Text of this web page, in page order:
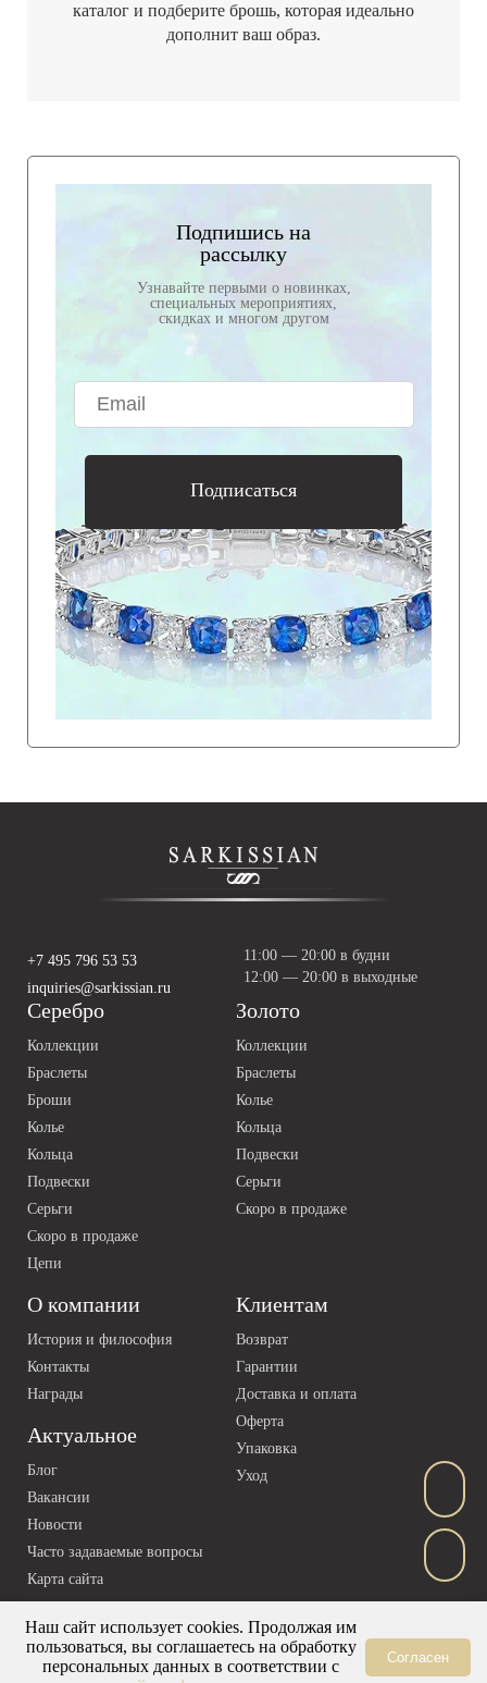
каталог и подберите брошь, которая идеально
дополнит ваш образ.
Подпишись на
рассылку
Узнавайте первыми о новинках,
специальных мероприятиях,
скидках и многом другом
Подписаться
О компании
История и философия
Контакты
Награды
Актуальное
Блог
Вакансии
Новости
Часто задаваемые вопросы
Карта сайта
Клиентам
Возврат
Гарантии
Доставка и оплата
Оферта
Упаковка
Уход
Серебро
Коллекции
Браслеты
Броши
Колье
Кольца
Подвески
Серьги
Скоро в продаже
Цепи
Золото
Коллекции
Браслеты
Колье
Кольца
Подвески
Серьги
Скоро в продаже
+7 495 796 53 53
inquiries@sarkissian.ru
11:00 — 20:00 в будни
12:00 — 20:00 в выходные
Наш сайт использует cookies. Продолжая им
пользоваться, вы соглашаетесь на обработку
персональных данных в соответствии с
Согласен